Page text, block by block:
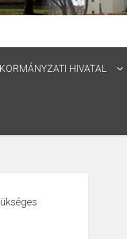
HIVATAL